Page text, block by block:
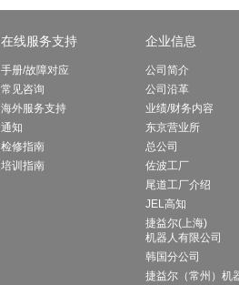
在线服务支持
手册/故障对应
常见咨询
海外服务支持
通知
检修指南
培训指南
企业信息
公司简介
公司沿革
业绩/财务内容
东京营业所
总公司
佐波工厂
尾道工厂介绍
JEL高知
捷益尔(上海)
机器人有限公司
韩国分公司
捷益尔（常州）机